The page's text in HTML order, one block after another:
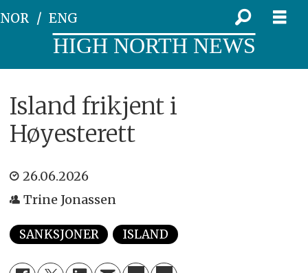
NOR ENG
HIGH NORTH NEWS
Island frikjent i
Høyesterett
26.06.2026
Trine Jonassen
SANKSJONER ISLAND